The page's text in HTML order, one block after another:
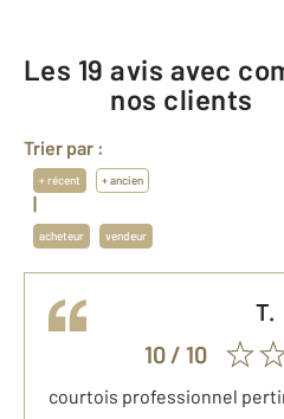
Les 19avis avec
nos clients
Trier par :
+ récent + ancien
|
acheteur vendeur
T.
10/ 10
courtois professionnel